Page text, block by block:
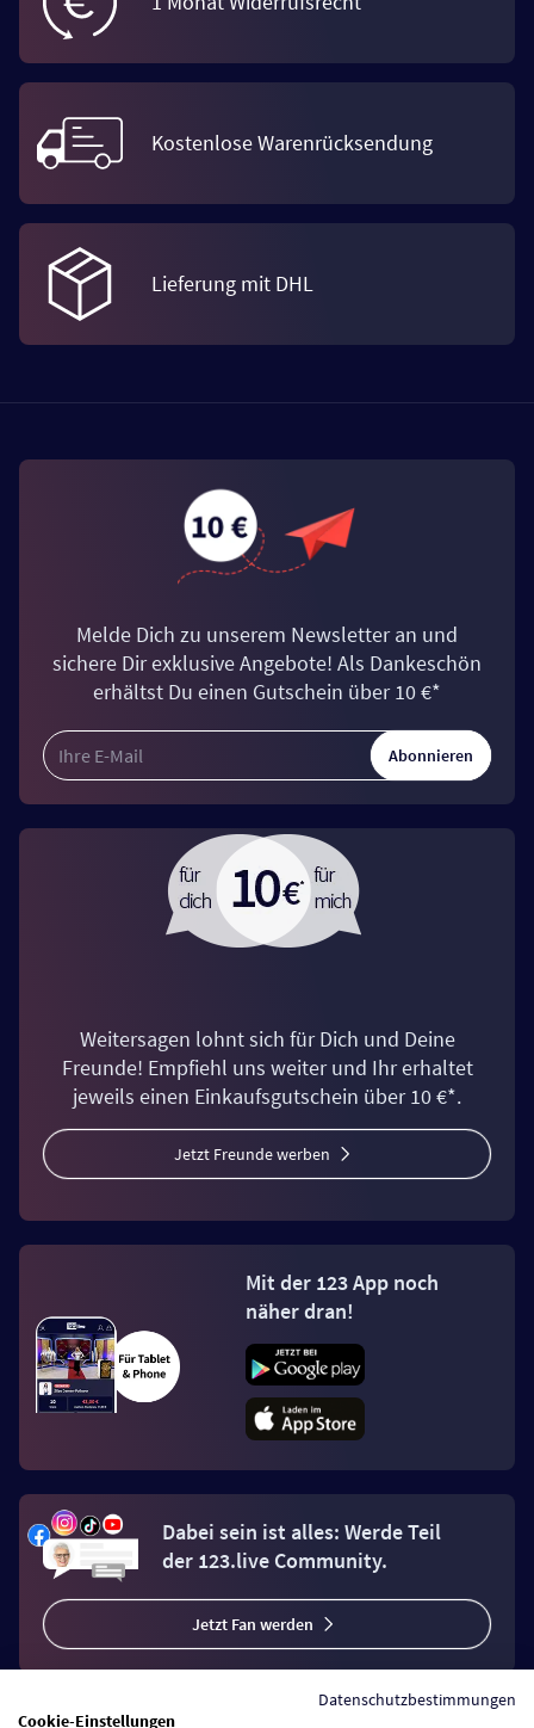
Kostenlose Warenrücksendung
Lieferung mit DHL
Melde Dich zu unserem Newsletter an und
sichere Dir exklusive Angebote! Als Dankeschön
erhältst Du einen Gutschein über 10 €*
Abonnieren
Weitersagen lohnt sich für Dich und Deine
Freunde! Empfiehl uns weiter und Ihr erhaltet
jeweils einen Einkaufsgutschein über 10 €*.
Jetzt Freunde werben
Mit der 123 App noch
näher dran!
Dabei sein ist alles: Werde Teil
der 123.live Community.
Jetzt Fan werden
Datenschutzbestimmungen
Cookie-Einstellungen